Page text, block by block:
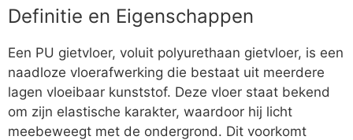
Definitie en Eigenschappen
Een PU gietvloer, voluit polyurethaan gietvloer, is een
naadloze vloerafwerking die bestaat uit meerdere
lagen vloeibaar kunststof. Deze vloer staat bekend
om zijn elastische karakter, waardoor hij licht
meebeweegt met de ondergrond. Dit voorkomt